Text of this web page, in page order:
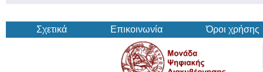
Σχετικά Επικοινωνία Όροι χρήσης